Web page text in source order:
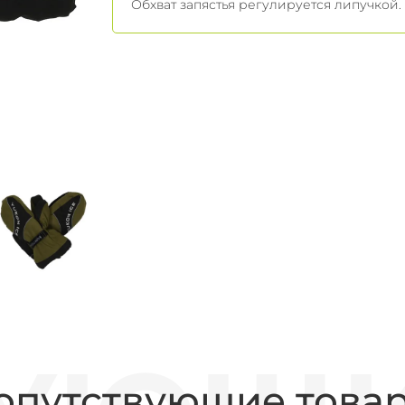
Обхват запястья регулируется липучкой.